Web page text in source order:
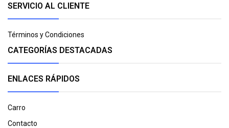
SERVICIO AL CLIENTE
Términos y Condiciones
CATEGORÍAS DESTACADAS
ENLACES RÁPIDOS
Carro
Contacto